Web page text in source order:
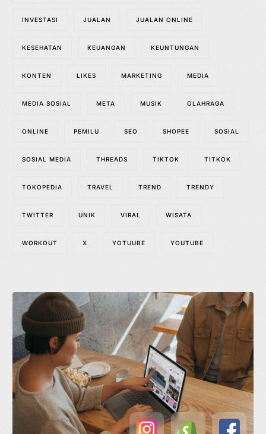
INVESTASI JUALAN JUALAN ONLINE
KESEHATAN KEUANGAN KEUNTUNGAN
KONTEN LIKES MARKETING MEDIA
MEDIA SOSIAL META MUSIK OLAHRAGA
ONLINE PEMILU SEO SHOPEE SOSIAL
SOSIAL MEDIA THREADS TIKTOK TITKOK
TOKOPEDIA TRAVEL TREND TRENDY
TWITTER UNIK VIRAL WISATA
WORKOUT X YOTUUBE YOUTUBE